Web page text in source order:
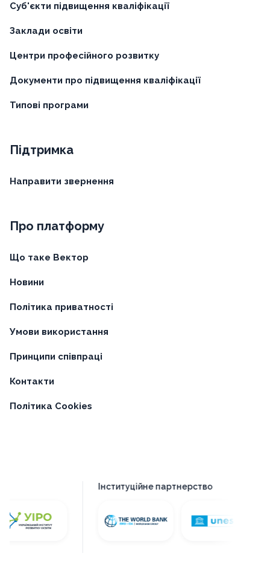
Суб'єкти підвищення кваліфікації
Заклади освіти
Центри професійного розвитку
Документи про підвищення кваліфікації
Типові програми
Підтримка
Направити звернення
Про платформу
Що таке Вектор
Новини
Політика приватності
Умови використання
Принципи співпраці
Контакти
Політика Cookies
Інституційне партнерство